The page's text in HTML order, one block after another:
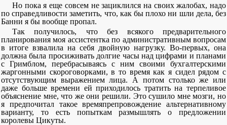
Но пока я еще совсем не зациклился на своих жалобах, надо
по справедливости заметить, что, как бы плохо ни шли дела, без
Банни я бы вообще пропал.
Так получилось, что без всякого предварительного
планирования моя ассистентка по административным вопросам
в итоге взвалила на себя двойную нагрузку. Во-первых, она
должна была просиживать долгие часы над цифрами и планами
с Гримблом, перебрасываясь с ним своими бухгалтерскими
жаргонными скороговорками, в то время как я сидел рядом с
отсутствующим выражением лица. А потом столько же или
даже больше времени ей приходилось тратить на терпеливое
объяснение мне, что же они решили. Это сушило мне мозги, но
я предпочитал такое времяпрепровождение альтернативному
варианту, то есть попыткам размышлять о предложении
королевы Цикуты.